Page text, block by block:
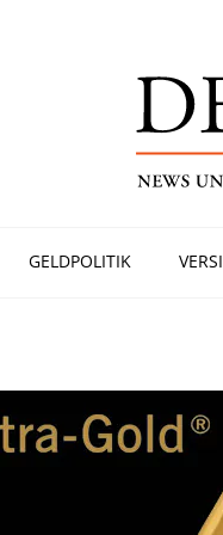
GELDPOLITIK